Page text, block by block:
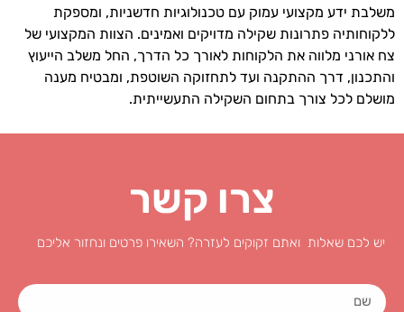
משלבת ידע מקצועי עמוק עם טכנולוגיות חדשניות, ומספקת
ללקוחותיה פתרונות שקילה מדויקים ואמינים. הצוות המקצועי של
צח אורני מלווה את הלקוחות לאורך כל הדרך, החל משלב הייעוץ
והתכנון, דרך ההתקנה ועד לתחזוקה השוטפת, ומבטיח מענה
מושלם לכל צורך בתחום השקילה התעשייתית.
צרו קשר
יש לכם שאלות ואתם זקוקים לעזרה? השאירו פרטים ונחזור אליכם